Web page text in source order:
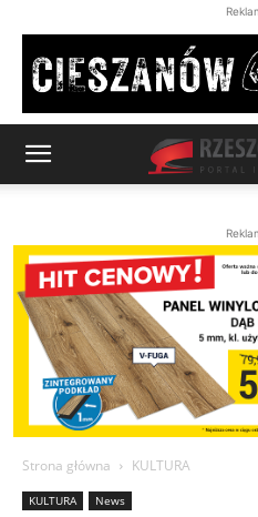
Strona główna KULTURA
KULTURA News